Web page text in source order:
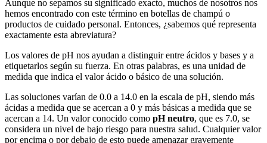
Aunque no sepamos su significado exacto, muchos de nosotros nos
hemos encontrado con este término en botellas de champú o
productos de cuidado personal. Entonces, ¿sabemos qué representa
exactamente esta abreviatura?
Los valores de pH nos ayudan a distinguir entre ácidos y bases y a
etiquetarlos según su fuerza. En otras palabras, es una unidad de
medida que indica el valor ácido o básico de una solución.
Las soluciones varían de 0.0 a 14.0 en la escala de pH, siendo más
ácidas a medida que se acercan a 0 y más básicas a medida que se
acercan a 14. Un valor conocido como pH neutro, que es 7.0, se
considera un nivel de bajo riesgo para nuestra salud. Cualquier valor
por encima o por debajo de esto puede amenazar gravemente